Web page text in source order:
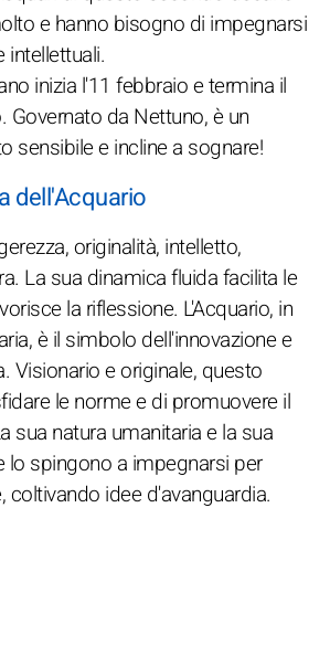
e hanno bisogno di impegnarsi
intellettuali.
inizia l'11 febbraio e termina il
Governato da Nettuno, è un
sensibile e incline a sognare!
dell'Acquario
originalità, intelletto,
La sua dinamica fluida facilita le
la riflessione. L'Acquario, in
è il simbolo dell'innovazione e
Visionario e originale, questo
le norme e di promuovere il
sua natura umanitaria e la sua
lo spingono a impegnarsi per
coltivando idee d'avanguardia.